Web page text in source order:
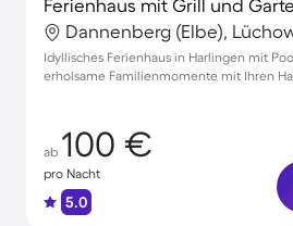
Ferienhaus mit Grill und
Idyllisches Ferienhaus in Harlingen mit
erholsame Familienmomente mit Ihren
ab 100 €
pro Nacht
5.0